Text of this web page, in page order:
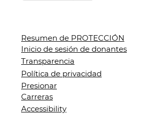
Resumen de PROTECCIÓN
Inicio de sesión de donantes
Transparencia
Política de privacidad
Presionar
Carreras
Accessibility